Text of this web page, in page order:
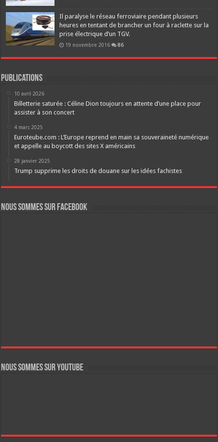
Il paralyse le réseau ferroviaire pendant plusieurs
heures en tentant de brancher un four à raclette sur la
prise électrique d’un TGV.
19 novembre 2016 86
Publications
10 avril 2026
Billetterie saturée : Céline Dion toujours en attente d’une place pour
assister à son concert
4 mars 2025
Euroteube.com : L’Europe reprend en main sa souveraineté numérique
et appelle au boycott des sites X américains
28 janvier 2025
Trump supprime les droits de douane sur les idées fachistes
Nous sommes sur FaceBook
Nous sommes sur YouTube